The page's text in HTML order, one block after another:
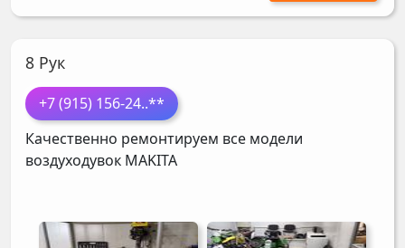
8 Рук
+7 (915) 156-24..**
Качественно ремонтируем все модели
воздуходувок MAKITA